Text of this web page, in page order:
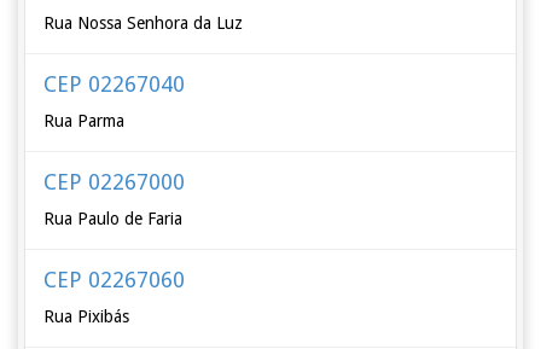
Rua Nossa Senhora da Luz
CEP 02267040
Rua Parma
CEP 02267000
Rua Paulo de Faria
CEP 02267060
Rua Pixibás